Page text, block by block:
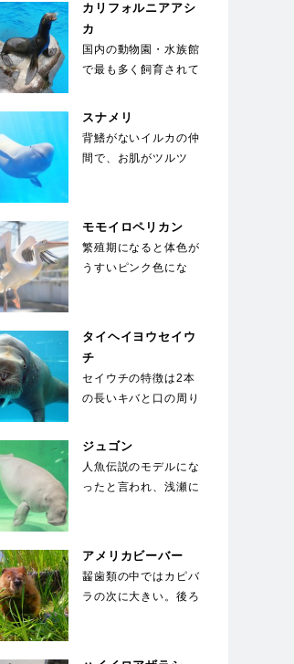
カリフォルニアアシ
カ
国内の動物園・水族館
で最も多く飼育されて
動能力が高く俊敏な
動…
スナメリ
背鰭がないイルカの仲
間で、お肌がツルツ
モモイロペリカン
繁殖期になると体色が
うすいピンク色にな
2…
タイヘイヨウセイウ
チ
セイウチの特徴は2本
の長いキバと口の周り
ゲ。キバは上顎の犬…
ジュゴン
人魚伝説のモデルにな
ったと言われ、浅瀬に
アメリカビーバー
齧歯類の中ではカピバ
ラの次に大きい。後ろ